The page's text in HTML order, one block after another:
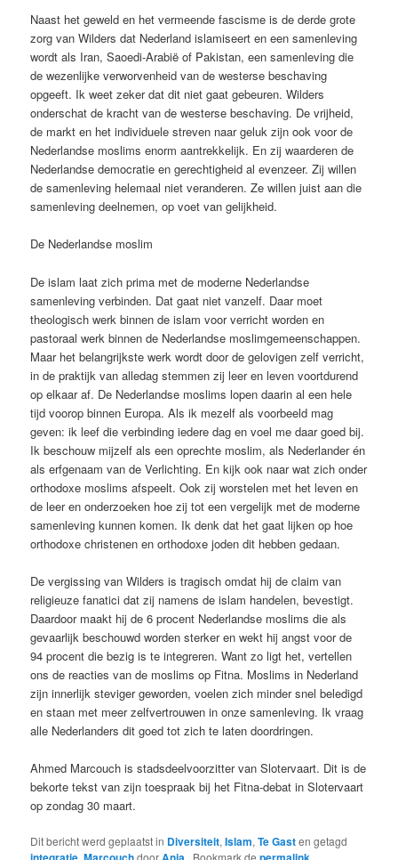
Naast het geweld en het vermeende fascisme is de derde grote
zorg van Wilders dat Nederland islamiseert en een samenleving
wordt als Iran, Saoedi-Arabië of Pakistan, een samenleving die
de wezenlijke verworvenheid van de westerse beschaving
opgeeft. Ik weet zeker dat dit niet gaat gebeuren. Wilders
onderschat de kracht van de westerse beschaving. De vrijheid,
de markt en het individuele streven naar geluk zijn ook voor de
Nederlandse moslims enorm aantrekkelijk. En zij waarderen de
Nederlandse democratie en gerechtigheid al evenzeer. Zij willen
de samenleving helemaal niet veranderen. Ze willen juist aan die
samenleving deelnemen, op voet van gelijkheid.
De Nederlandse moslim
De islam laat zich prima met de moderne Nederlandse
samenleving verbinden. Dat gaat niet vanzelf. Daar moet
theologisch werk binnen de islam voor verricht worden en
pastoraal werk binnen de Nederlandse moslimgemeenschappen.
Maar het belangrijkste werk wordt door de gelovigen zelf verricht,
in de praktijk van alledag stemmen zij leer en leven voortdurend
op elkaar af. De Nederlandse moslims lopen daarin al een hele
tijd voorop binnen Europa. Als ik mezelf als voorbeeld mag
geven: ik leef die verbinding iedere dag en voel me daar goed bij.
Ik beschouw mijzelf als een oprechte moslim, als Nederlander én
als erfgenaam van de Verlichting. En kijk ook naar wat zich onder
orthodoxe moslims afspeelt. Ook zij worstelen met het leven en
de leer en onderzoeken hoe zij tot een vergelijk met de moderne
samenleving kunnen komen. Ik denk dat het gaat lijken op hoe
orthodoxe christenen en orthodoxe joden dit hebben gedaan.
De vergissing van Wilders is tragisch omdat hij de claim van
religieuze fanatici dat zij namens de islam handelen, bevestigt.
Daardoor maakt hij de 6 procent Nederlandse moslims die als
gevaarlijk beschouwd worden sterker en wekt hij angst voor de
94 procent die bezig is te integreren. Want zo ligt het, vertellen
ons de reacties van de moslims op Fitna. Moslims in Nederland
zijn innerlijk steviger geworden, voelen zich minder snel beledigd
en staan met meer zelfvertrouwen in onze samenleving. Ik vraag
alle Nederlanders dit goed tot zich te laten doordringen.
Ahmed Marcouch is stadsdeelvoorzitter van Slotervaart. Dit is de
bekorte tekst van zijn toespraak bij het Fitna-debat in Slotervaart
op zondag 30 maart.
Dit bericht werd geplaatst in Diversiteit,Islam,Te Gasten getagd
, door . Bookmark de .